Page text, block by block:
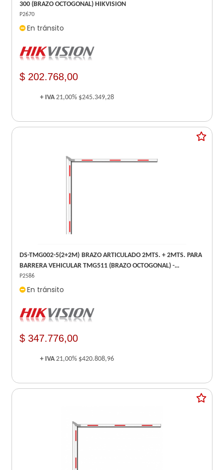
300 (BRAZO OCTOGONAL) HIKVISION
P2670
En tránsito
$ 202.768,00
+ IVA21,00% $245.349,28
DS-TMG002-5(2+2M) BRAZO ARTICULADO 2MTS. + 2MTS. PARA
BARRERA VEHICULAR TMG511 (BRAZO OCTOGONAL) -
REPUESTO -
P2586
En tránsito
$ 347.776,00
+ IVA21,00% $420.808,96